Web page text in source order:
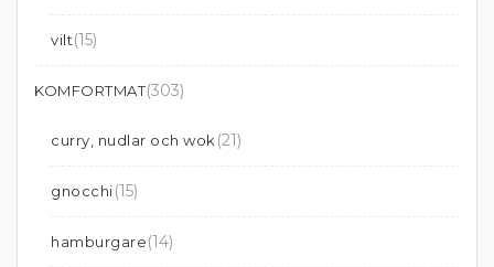
vilt(15)
KOMFORTMAT(303)
curry, nudlar och wok (21)
gnocchi(15)
hamburgare(14)